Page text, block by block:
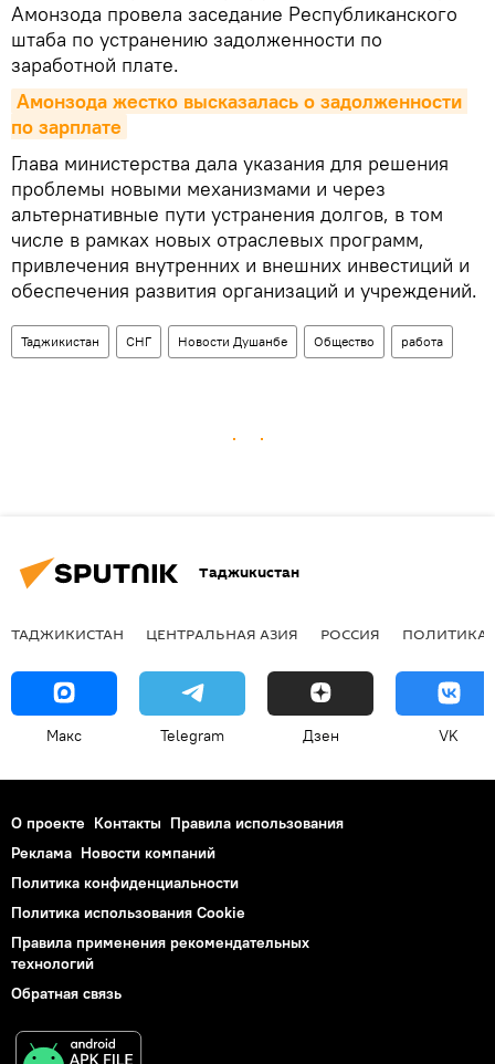
Амонзода провела заседание Республиканского
штаба по устранению задолженности по
заработной плате.
Амонзода жестко высказалась о задолженности
по зарплате
Глава министерства дала указания для решения
проблемы новыми механизмами и через
альтернативные пути устранения долгов, в том
числе в рамках новых отраслевых программ,
привлечения внутренних и внешних инвестиций и
обеспечения развития организаций и учреждений.
Таджикистан СНГ Новости Душанбе Общество работа
Таджикистан
ТАДЖИКИСТАН ЦЕНТРАЛЬНАЯ АЗИЯ РОССИЯ ПОЛИТИКА
Макс Telegram Дзен VK
О проекте Контакты Правила использования
Реклама Новости компаний
Политика конфиденциальности
Политика использования Cookie
Правила применения рекомендательных
технологий
Обратная связь